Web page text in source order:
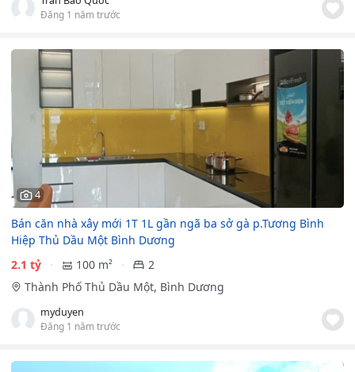
Đăng 1 năm trước
4
Bán căn nhà xây mới 1T 1L gần ngã ba sở gà p.Tương Bình
Hiệp Thủ Dầu Một Bình Dương
2.1 tỷ
100 m²
2
Thành Phố Thủ Dầu Một, Bình Dương
myduyen
Đăng 1 năm trước